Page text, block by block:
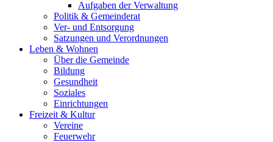
Aufgaben der Verwaltung
Politik & Gemeinderat
Ver- und Entsorgung
Satzungen und Verordnungen
Leben & Wohnen
Über die Gemeinde
Bildung
Gesundheit
Soziales
Einrichtungen
Freizeit & Kultur
Vereine
Feuerwehr